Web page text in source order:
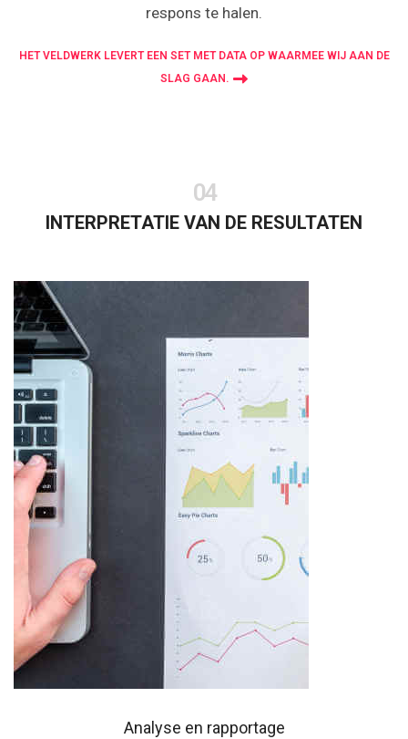
respons te halen.
HET VELDWERK LEVERT EEN SET MET DATA OP WAARMEE WIJ AAN DE
SLAG GAAN.
04
INTERPRETATIE VAN DE RESULTATEN
Analyse en rapportage